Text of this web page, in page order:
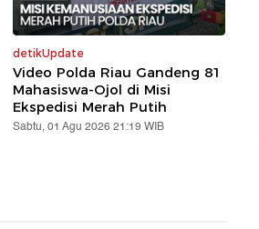
detikUpdate
Video Polda Riau Gandeng 81
Mahasiswa-Ojol di Misi
Ekspedisi Merah Putih
Sabtu, 01 Agu 2026 21:19 WIB